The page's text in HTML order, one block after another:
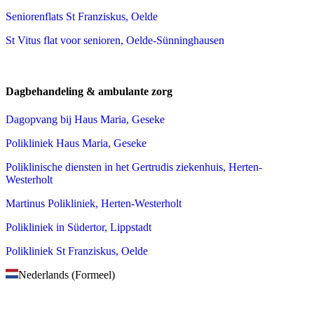
Seniorenflats St Franziskus, Oelde
St Vitus flat voor senioren, Oelde-Sünninghausen
Dagbehandeling & ambulante zorg
Dagopvang bij Haus Maria, Geseke
Polikliniek Haus Maria, Geseke
Poliklinische diensten in het Gertrudis ziekenhuis, Herten-
Westerholt
Martinus Polikliniek, Herten-Westerholt
Polikliniek in Südertor, Lippstadt
Polikliniek St Franziskus, Oelde
Nederlands (Formeel)